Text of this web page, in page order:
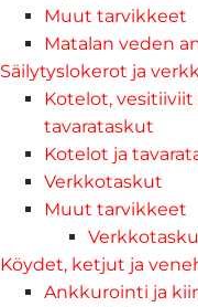
Muut tarvikkeet
Matalan veden
Säilytyslokerot ja
Kotelot,
tavarataskut
Kotelot ja
Verkkotaskut
Muut tarvikkeet
Köydet, ketjut ja
Ankkurointi ja